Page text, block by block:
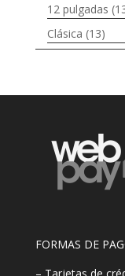
12 pulgadas
Clásica (13)
FORMAS DE